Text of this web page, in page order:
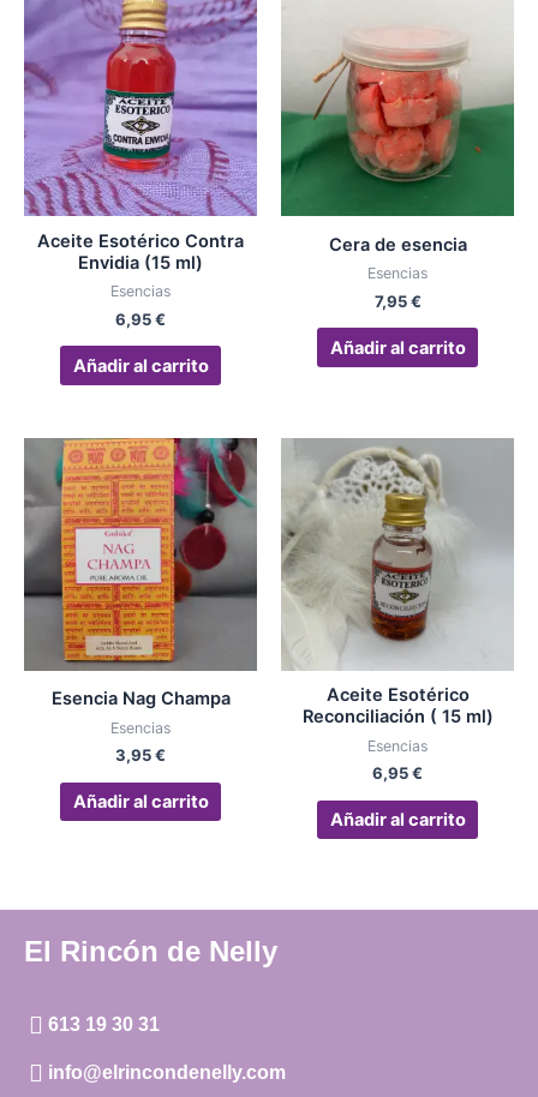
Aceite Esotérico Contra
Envidia (15 ml)
Esencias
6,95€
Añadir al carrito
Cera de esencia
Esencias
7,95€
Añadir al carrito
Esencia Nag Champa
Esencias
3,95€
Añadir al carrito
Aceite Esotérico
Reconciliación ( 15 ml)
Esencias
6,95€
Añadir al carrito
El Rincón de Nelly
613 19 30 31
info@elrincondenelly.com